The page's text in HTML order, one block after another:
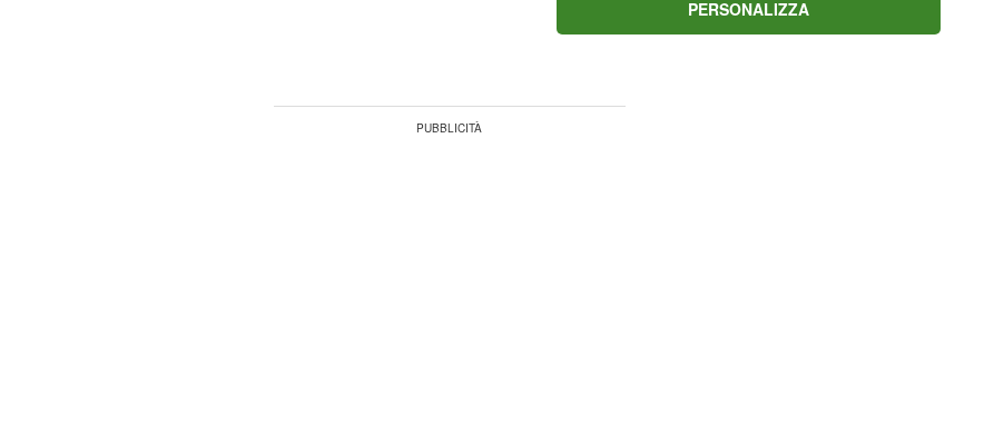
(Katusha Alpecin), Michael Storer (Sunweb) e Marco
PERSONALIZZA